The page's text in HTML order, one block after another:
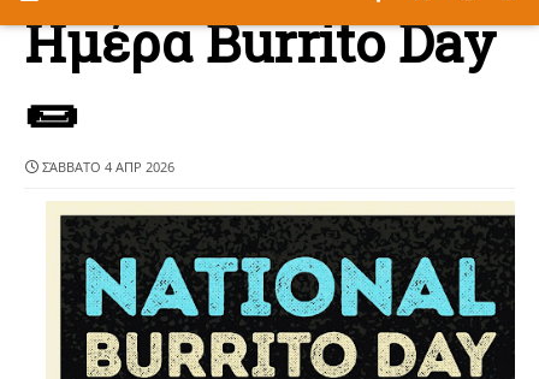
Ημέρα Burrito Day
🌯
ΣΆΒΒΑΤΟ 4 ΑΠΡ 2026